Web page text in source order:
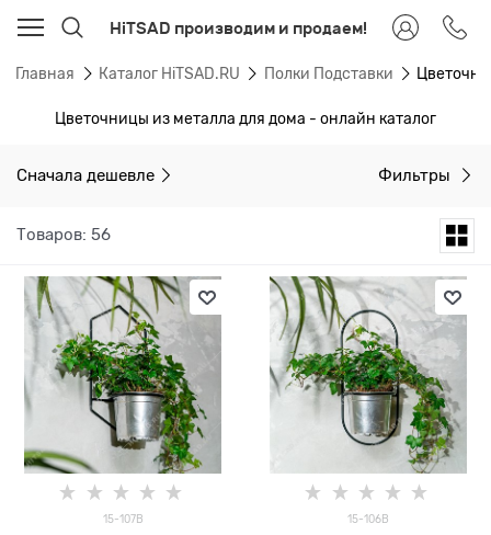
HiTSAD производим и продаем!
Главная Каталог HiTSAD.RU Полки Подставки
Цветочницы из металла для дома - онлайн каталог
Сначала дешевле Фильтры
Товаров: 56
15-107B 15-106B